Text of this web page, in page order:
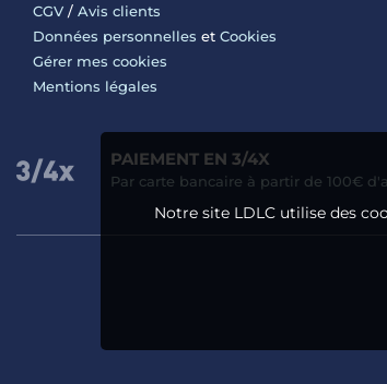
CGV / Avis clients
Données personnelles et Cookies
Gérer mes cookies
Mentions légales
PAIEMENT EN 3/4X
Par carte bancaire à partir de 100€
Notre site LDLC utilise des